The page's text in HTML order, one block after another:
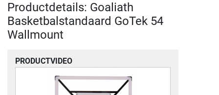
Productdetails: Goaliath
Basketbalstandaard GoTek 54
Wallmount
PRODUCTVIDEO